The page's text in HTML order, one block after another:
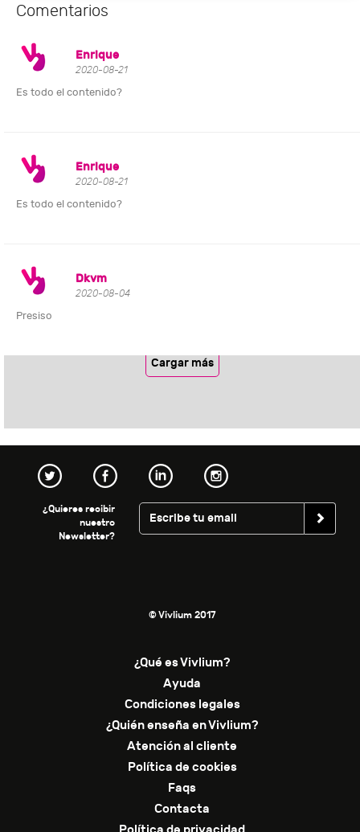
Comentarios
Enrique
2020-08-21
Es todo el contenido?
Enrique
2020-08-21
Es todo el contenido?
Dkvm
2020-08-04
Presiso
Cargar más
¿Quieres recibir
nuestro
Newsletter?
© Vivlium 2017
¿Qué es Vivlium?
Ayuda
Condiciones legales
¿Quién enseña en Vivlium?
Atención al cliente
Política de cookies
Faqs
Contacta